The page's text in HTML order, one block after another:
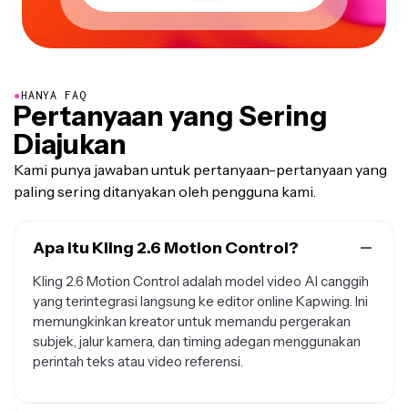
●HANYA FAQ
Pertanyaan yang Sering
Diajukan
Kami punya jawaban untuk pertanyaan-pertanyaan yang
paling sering ditanyakan oleh pengguna kami.
Apa itu Kling 2.6 Motion Control?
Kling 2.6 Motion Control adalah model video AI canggih
yang terintegrasi langsung ke editor online Kapwing. Ini
memungkinkan kreator untuk memandu pergerakan
subjek, jalur kamera, dan timing adegan menggunakan
perintah teks atau video referensi.